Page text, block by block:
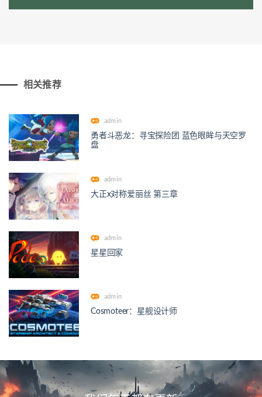
相关推荐
admin
勇者斗恶龙：寻宝探险团 蓝色眼眸与天空罗
盘
admin
大正x对称爱丽丝 第三章
admin
星星回家
admin
Cosmoteer：星舰设计师